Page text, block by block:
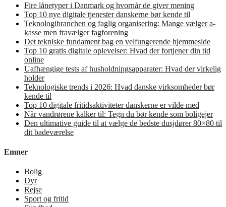
Fire lånetyper i Danmark og hvornår de giver mening
Top 10 nye digitale tjenester danskerne bør kende til
Teknologibranchen og faglig organisering: Mange vælger a-
kasse men fravælger fagforening
Det tekniske fundament bag en velfungerende hjemmeside
Top 10 gratis digitale oplevelser: Hvad der fortjener din tid
online
Uafhængige tests af husholdningsapparater: Hvad der virkelig
holder
Teknologiske trends i 2026: Hvad danske virksomheder bør
kende til
Top 10 digitale fritidsaktiviteter danskerne er vilde med
Når vandrørene kalker til: Tegn du bør kende som boligejer
Den ultimative guide til at vælge de bedste dusjdører 80×80 til
dit badeværelse
Emner
Bolig
Dyr
Rejse
Sport og fritid